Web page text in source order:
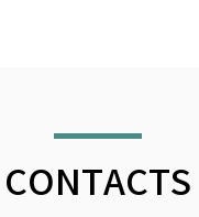
CONTACTS